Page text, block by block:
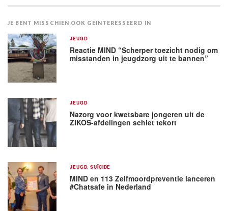
JE BENT MISSCHIEN OOK GEÏNTERESSEERD IN
JEUGD
Reactie MIND “Scherper toezicht nodig om
misstanden in jeugdzorg uit te bannen”
JEUGD
Nazorg voor kwetsbare jongeren uit de
ZIKOS-afdelingen schiet tekort
JEUGD ,SUÏCIDE
MIND en 113 Zelfmoordpreventie lanceren
#Chatsafe in Nederland